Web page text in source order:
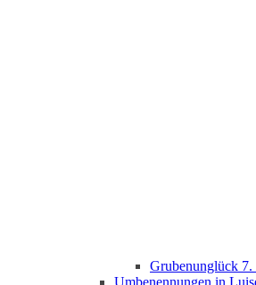
Grubenunglück 7.